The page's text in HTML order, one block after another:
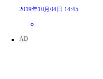
2019年10月04日 14:45